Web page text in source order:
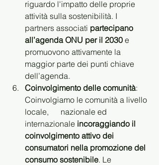
riguardo l'impatto delle proprie
attività sulla sostenibilità. I
partners associati partecipano
all’agenda ONU per il 2030 e
promuovono attivamente la
maggior parte dei punti chiave
dell’agenda.
Coinvolgimento delle comunità:
Coinvolgiamo le comunità a livello
locale,      nazionale ed
internazionale incoraggiando il
coinvolgimento attivo dei
consumatori nella promozione del
consumo sostenibile. Le